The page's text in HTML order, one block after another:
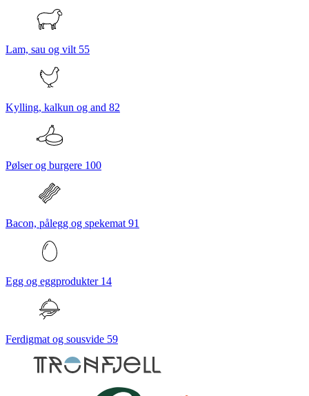
Lam, sau og vilt 55
Kylling, kalkun og and 82
Pølser og burgere 100
Bacon, pålegg og spekemat 91
Egg og eggprodukter 14
Ferdigmat og sousvide 59